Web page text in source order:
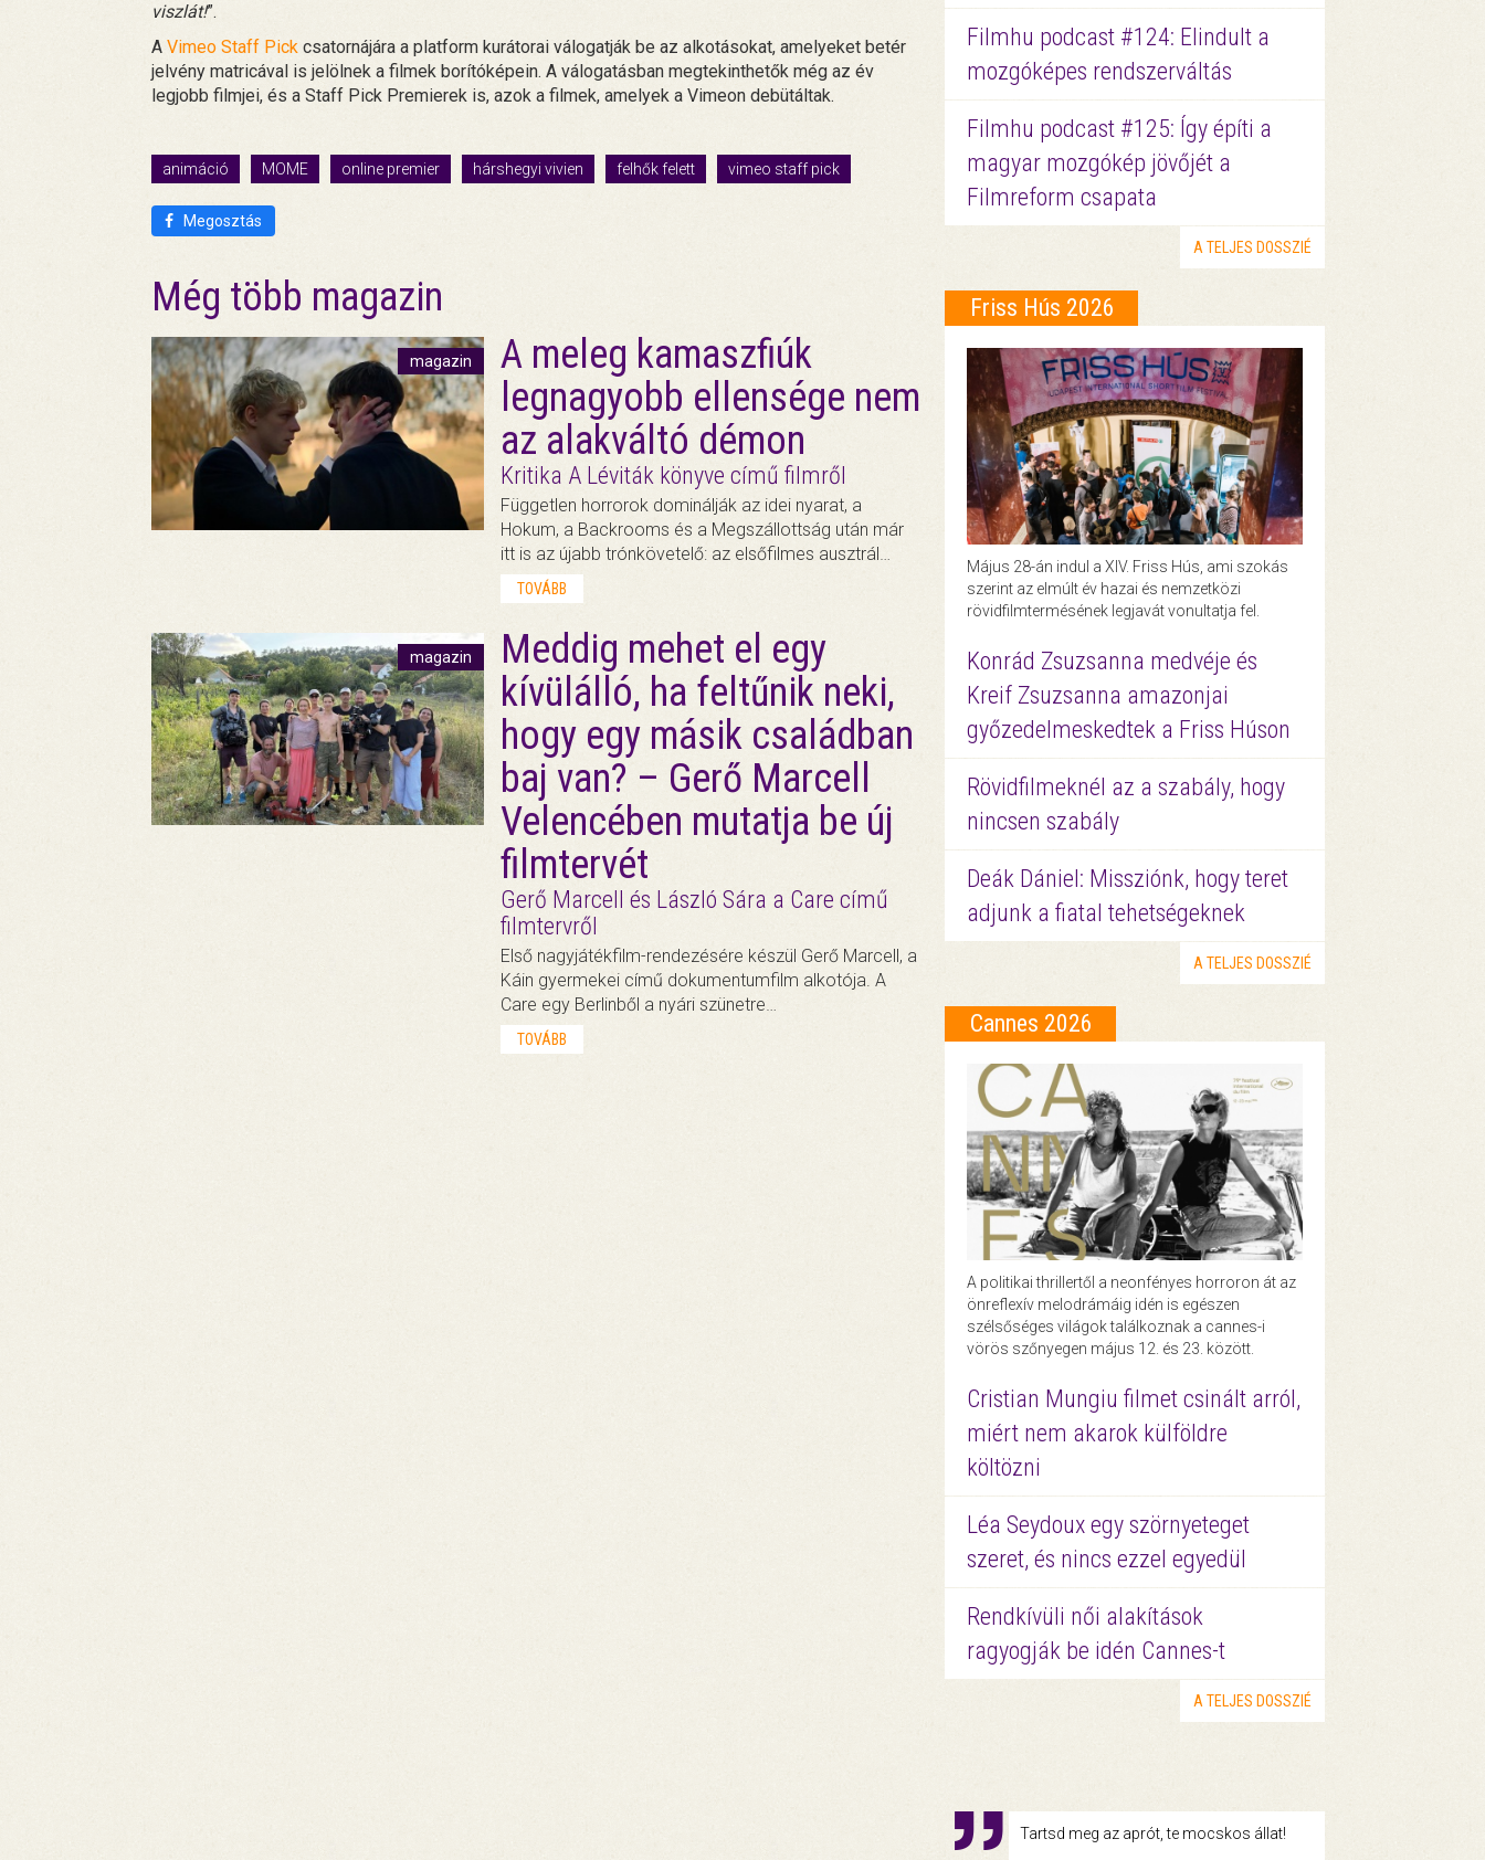
viszlát!”.
A Vimeo Staff Pick csatornájára a platform kurátorai válogatják be az alkotásokat, amelyeket betér
jelvény matricával is jelölnek a filmek borítóképein. A válogatásban megtekinthetők még az év
legjobb filmjei, és a Staff Pick Premierek is, azok a filmek, amelyek a Vimeon debütáltak.
animáció MOME online premier hárshegyi vivien felhők felett vimeo staff pick
Megosztás
Még több magazin
magazin
A meleg kamaszfiúk
legnagyobb ellensége nem
az alakváltó démon
Kritika A Léviták könyve című filmről
Független horrorok dominálják az idei nyarat, a
Hokum, a Backrooms és a Megszállottság után már
itt is az újabb trónkövetelő: az elsőfilmes ausztrál…
TOVÁBB
magazin
Meddig mehet el egy
kívülálló, ha feltűnik neki,
hogy egy másik családban
baj van? – Gerő Marcell
Velencében mutatja be új
filmtervét
Gerő Marcell és László Sára a Care című
filmtervről
Első nagyjátékfilm-rendezésére készül Gerő Marcell, a
Káin gyermekei című dokumentumfilm alkotója. A
Care egy Berlinből a nyári szünetre…
TOVÁBB
Filmhu podcast #124: Elindult a
mozgóképes rendszerváltás
Filmhu podcast #125: Így építi a
magyar mozgókép jövőjét a
Filmreform csapata
A TELJES DOSSZIÉ
Friss Hús 2026
Május 28-án indul a XIV. Friss Hús, ami szokás
szerint az elmúlt év hazai és nemzetközi
rövidfilmtermésének legjavát vonultatja fel.
Konrád Zsuzsanna medvéje és
Kreif Zsuzsanna amazonjai
győzedelmeskedtek a Friss Húson
Rövidfilmeknél az a szabály, hogy
nincsen szabály
Deák Dániel: Missziónk, hogy teret
adjunk a fiatal tehetségeknek
A TELJES DOSSZIÉ
Cannes 2026
A politikai thrillertől a neonfényes horroron át az
önreflexív melodrámáig idén is egészen
szélsőséges világok találkoznak a cannes-i
vörös szőnyegen május 12. és 23. között.
Cristian Mungiu filmet csinált arról,
miért nem akarok külföldre
költözni
Léa Seydoux egy szörnyeteget
szeret, és nincs ezzel egyedül
Rendkívüli női alakítások
ragyogják be idén Cannes-t
A TELJES DOSSZIÉ
Tartsd meg az aprót, te mocskos állat!